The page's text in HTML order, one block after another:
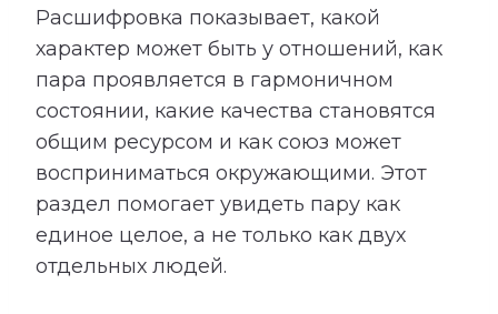
Расшифровка показывает, какой
характер может быть у отношений, как
пара проявляется в гармоничном
состоянии, какие качества становятся
общим ресурсом и как союз может
восприниматься окружающими. Этот
раздел помогает увидеть пару как
единое целое, а не только как двух
отдельных людей.